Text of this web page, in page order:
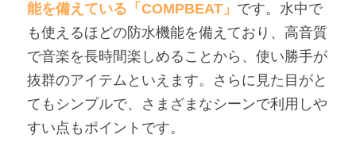
能を備えている「COMPBEAT」 です。水中で
も使えるほどの防水機能を備えており、高音質
で音楽を長時間楽しめることから、使い勝手が
抜群のアイテムといえます。さらに見た目がと
てもシンプルで、さまざまなシーンで利用しや
すい点もポイントです。